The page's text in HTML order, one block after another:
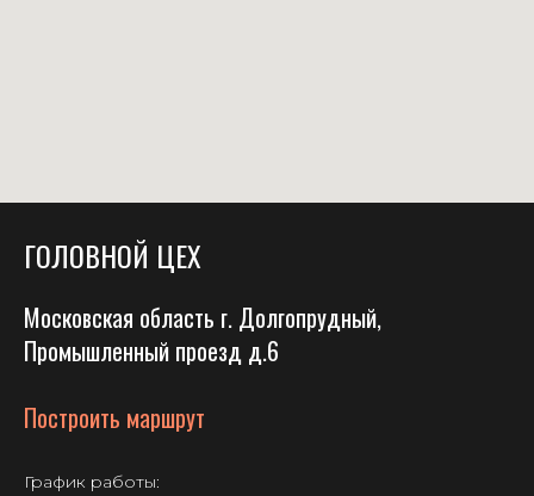
ГОЛОВНОЙ ЦЕХ
Московская область г. Долгопрудный,
Промышленный проезд д.6
Построить маршрут
График работы: